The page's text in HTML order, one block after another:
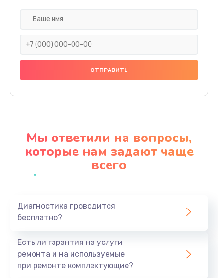
Сбор/Разбор
1490 руб.
Заказать
Замена кнопки Home (домой)
Замена сканера отпечатка
Заказать
Мы ответили на вопросы,
которые нам задают чаще
всего
Диагностика проводится
бесплатно?
Есть ли гарантия на услуги
ремонта и на используемые
при ремонте комплектующие?